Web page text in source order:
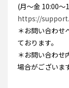
(月～金 10:00
https://
＊お問い合わせ
ております。
＊お問い合わせ
場合がございま